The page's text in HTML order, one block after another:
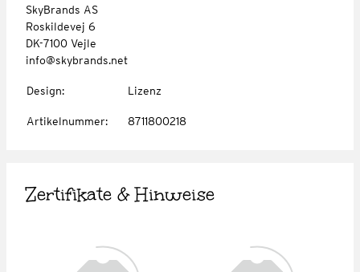
SkyBrands AS
Roskildevej 6
DK-7100 Vejle
info@skybrands.net
Design: Lizenz
Artikelnummer: 8711800218
Zertifikate & Hinweise